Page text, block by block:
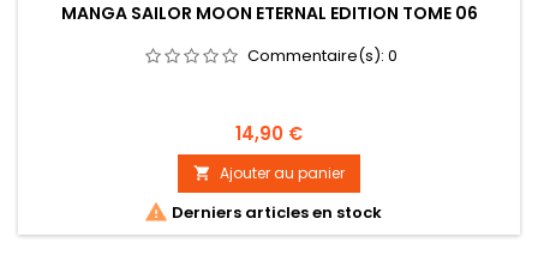
MANGA SAILOR MOON ETERNAL EDITION TOME 06
Commentaire(s): 0
Prix
14,90 €
 Ajouter au panier
 Derniers articles en stock